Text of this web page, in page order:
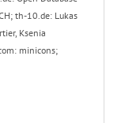
th-10.de: Lukas
Ksenia
minicons;